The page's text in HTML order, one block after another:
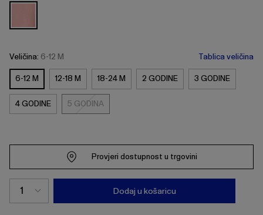
Veličina: 6-12 M Tablica veličina
6-12 M 12-18 M 18-24 M 2 GODINE 3 GODINE
4 GODINE 5 GODINA
5
Provjeri dostupnost u trgovini
Dodaj u košaricu